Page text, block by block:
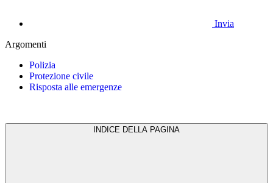
Invia
Argomenti
Polizia
Protezione civile
Risposta alle emergenze